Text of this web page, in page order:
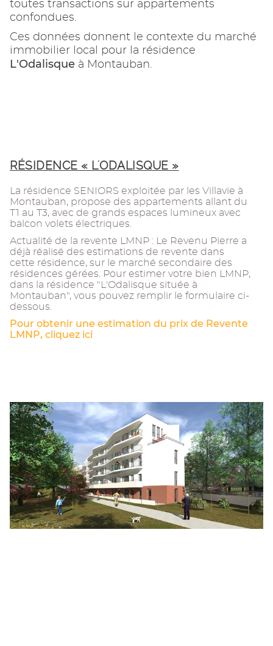
toutes transactions sur appartements
confondues.
Ces données donnent le contexte du marché
immobilier local pour la résidence
L'Odalisque à Montauban.
RÉSIDENCE « L'ODALISQUE »
La résidence SENIORS exploitée par les Villavie à
Montauban, propose des appartements allant du
T1 au T3, avec de grands espaces lumineux avec
balcon volets électriques.
Actualité de la revente LMNP : Le Revenu Pierre a
déjà réalisé des estimations de revente dans
cette résidence, sur le marché secondaire des
résidences gérées. Pour estimer votre bien LMNP,
dans la résidence "L'Odalisque située à
Montauban", vous pouvez remplir le formulaire ci-
dessous.
Pour obtenir une estimation du prix de Revente
LMNP, cliquez ici